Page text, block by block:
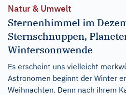
Natur & Umwelt
Sternenhimmel im
Sternschnuppen,
Wintersonnwende
Es erscheint uns vielleicht
Astronomen beginnt der Winter
Weihnachten. Denn nach ihrem